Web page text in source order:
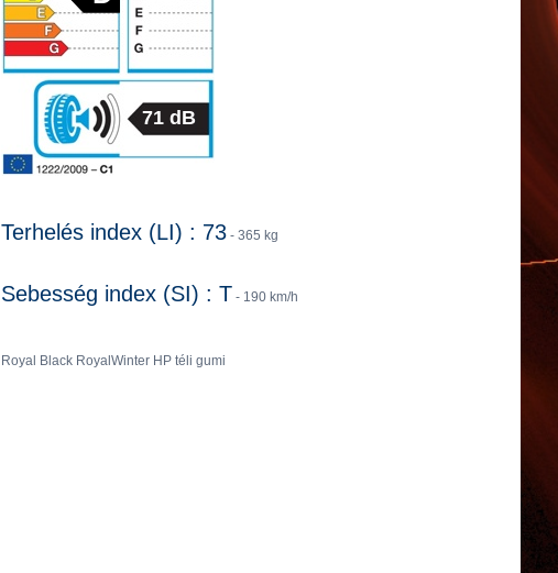
71 dB
Terhelés index (LI) : 73 - 365 kg
Sebesség index (SI) : T - 190 km/h
Royal Black RoyalWinter HP téli gumi